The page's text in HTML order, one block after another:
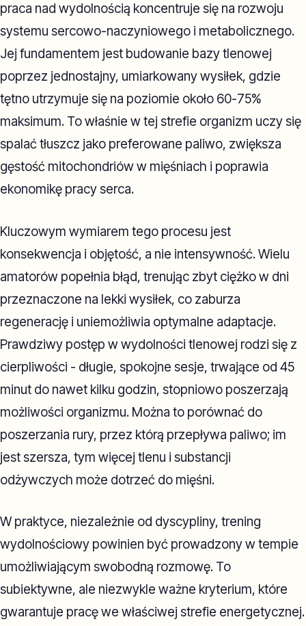
praca nad wydolnością koncentruje się na rozwoju
systemu sercowo-naczyniowego i metabolicznego.
Jej fundamentem jest budowanie bazy tlenowej
poprzez jednostajny, umiarkowany wysiłek, gdzie
tętno utrzymuje się na poziomie około 60-75%
maksimum. To właśnie w tej strefie organizm uczy się
spalać tłuszcz jako preferowane paliwo, zwiększa
gęstość mitochondriów w mięśniach i poprawia
ekonomikę pracy serca.
Kluczowym wymiarem tego procesu jest
konsekwencja i objętość, a nie intensywność. Wielu
amatorów popełnia błąd, trenując zbyt ciężko w dni
przeznaczone na lekki wysiłek, co zaburza
regenerację i uniemożliwia optymalne adaptacje.
Prawdziwy postęp w wydolności tlenowej rodzi się z
cierpliwości - długie, spokojne sesje, trwające od 45
minut do nawet kilku godzin, stopniowo poszerzają
możliwości organizmu. Można to porównać do
poszerzania rury, przez którą przepływa paliwo; im
jest szersza, tym więcej tlenu i substancji
odżywczych może dotrzeć do mięśni.
W praktyce, niezależnie od dyscypliny, trening
wydolnościowy powinien być prowadzony w tempie
umożliwiającym swobodną rozmowę. To
subiektywne, ale niezwykle ważne kryterium, które
gwarantuje pracę we właściwej strefie energetycznej.